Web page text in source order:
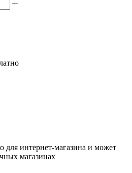
для интернет-магазина и может
магазинах